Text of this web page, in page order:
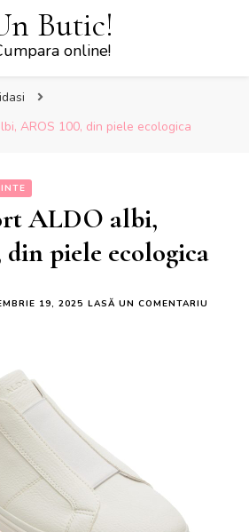
Butic!
online!
AROS 100, din piele ecologica
ALDO albi,
din piele ecologica
19, 2025 LASĂ UN COMENTARIU